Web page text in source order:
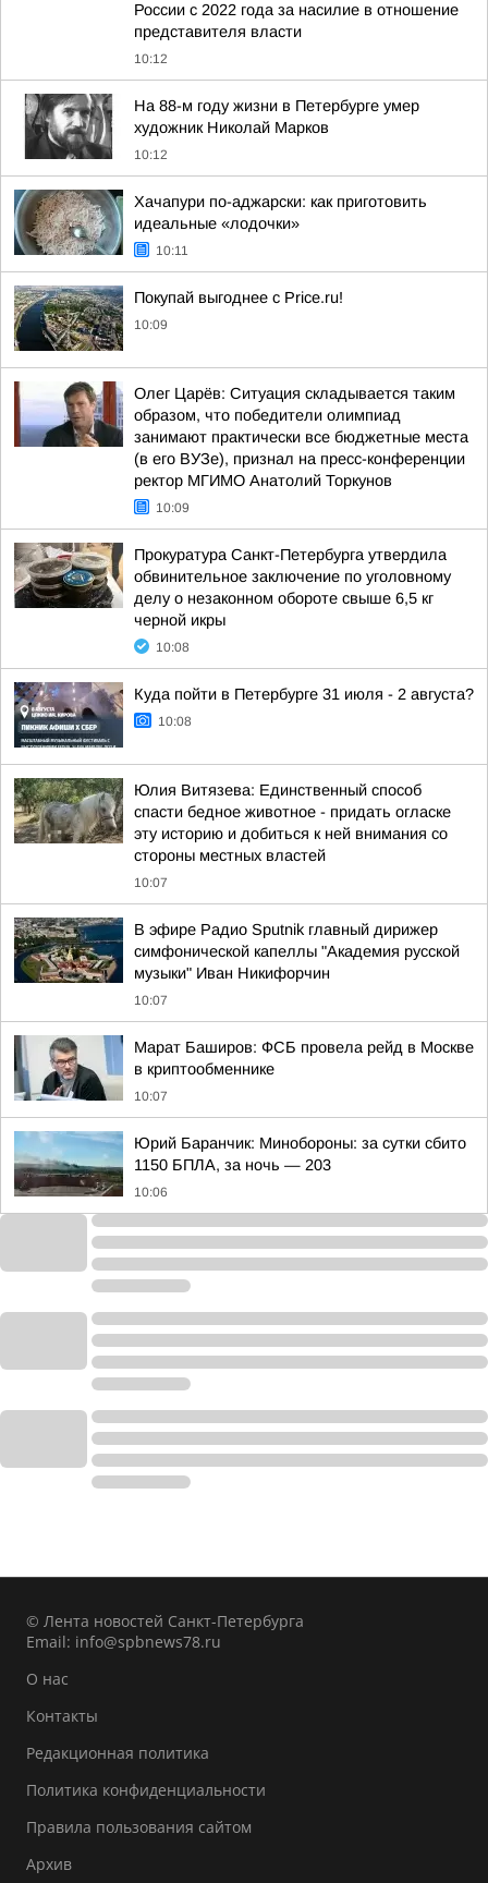
России с 2022 года за насилие в отношение
представителя власти
10:12
На 88-м году жизни в Петербурге умер
художник Николай Марков
10:12
Хачапури по-аджарски: как приготовить
идеальные «лодочки»
10:11
Покупай выгоднее с Price.ru!
10:09
Олег Царёв: Ситуация складывается таким
образом, что победители олимпиад
занимают практически все бюджетные места
(в его ВУЗе), признал на пресс-конференции
ректор МГИМО Анатолий Торкунов
10:09
Прокуратура Санкт-Петербурга утвердила
обвинительное заключение по уголовному
делу о незаконном обороте свыше 6,5 кг
черной икры
10:08
Куда пойти в Петербурге 31 июля - 2 августа?
10:08
Юлия Витязева: Единственный способ
спасти бедное животное - придать огласке
эту историю и добиться к ней внимания со
стороны местных властей
10:07
В эфире Радио Sputnik главный дирижер
симфонической капеллы "Академия русской
музыки" Иван Никифорчин
10:07
Марат Баширов: ФСБ провела рейд в Москве
в криптообменнике
10:07
Юрий Баранчик: Минобороны: за сутки сбито
1150 БПЛА, за ночь — 203
10:06
© Лента новостей Санкт-Петербурга
Email: info@spbnews78.ru
О нас
Контакты
Редакционная политика
Политика конфиденциальности
Правила пользования сайтом
Архив